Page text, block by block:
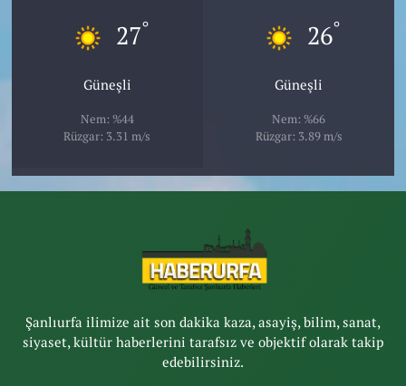
27°
Güneşli
Nem: %44
Rüzgar: 3.31 m/s
26°
Güneşli
Nem: %66
Rüzgar: 3.89 m/s
Şanlıurfa ilimize ait son dakika kaza, asayiş, bilim, sanat,
siyaset, kültür haberlerini tarafsız ve objektif olarak takip
edebilirsiniz.